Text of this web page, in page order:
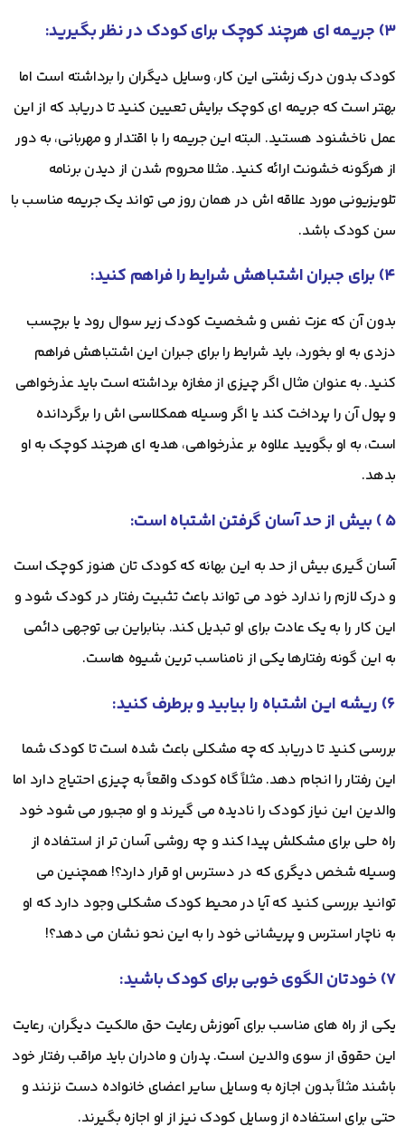
۳) جریمه ای هرچند کوچک برای کودک در نظر بگیرید:
کودک بدون درک زشتی این کار، وسایل دیگران را برداشته است اما
بهتر است که جریمه ای کوچک برایش تعیین کنید تا دریابد که از این
عمل ناخشنود هستید. البته این جریمه را با اقتدار و مهربانی، به دور
از هرگونه خشونت ارائه کنید. مثلا محروم شدن از دیدن برنامه
تلویزیونی مورد علاقه اش در همان روز می تواند یک جریمه مناسب با
سن کودک باشد.
۴) برای جبران اشتباهش شرایط را فراهم کنید:
بدون آن که عزت نفس و شخصیت کودک زیر سوال رود یا برچسب
دزدی به او بخورد، باید شرایط را برای جبران این اشتباهش فراهم
کنید. به عنوان مثال اگر چیزی از مغازه برداشته است باید عذرخواهی
و پول آن را پرداخت کند یا اگر وسیله همکلاسی اش را برگردانده
است، به او بگویید علاوه بر عذرخواهی، هدیه ای هرچند کوچک به او
بدهد.
۵ ) بیش از حد آسان گرفتن اشتباه است:
آسان گیری بیش از حد به این بهانه که کودک تان هنوز کوچک است
و درک لازم را ندارد خود می تواند باعث تثبیت رفتار در کودک شود و
این کار را به یک عادت برای او تبدیل کند. بنابراین بی توجهی دائمی
به این گونه رفتارها یکی از نامناسب ترین شیوه هاست.
۶) ریشه این اشتباه را بیابید و برطرف کنید:
بررسی کنید تا دریابد که چه مشکلی باعث شده است تا کودک شما
این رفتار را انجام دهد. مثلاً گاه کودک واقعاً به چیزی احتیاج دارد اما
والدین این نیاز کودک را نادیده می گیرند و او مجبور می شود خود
راه حلی برای مشکلش پیدا کند و چه روشی آسان تر از استفاده از
وسیله شخص دیگری که در دسترس او قرار دارد؟! همچنین می
توانید بررسی کنید که آیا در محیط کودک مشکلی وجود دارد که او
به ناچار استرس و پریشانی خود را به این نحو نشان می دهد؟!
۷) خودتان الگوی خوبی برای کودک باشید:
یکی از راه های مناسب برای آموزش رعایت حق مالکیت دیگران، رعایت
این حقوق از سوی والدین است. پدران و مادران باید مراقب رفتار خود
باشند مثلاً بدون اجازه به وسایل سایر اعضای خانواده دست نزنند و
حتی برای استفاده از وسایل کودک نیز از او اجازه بگیرند.